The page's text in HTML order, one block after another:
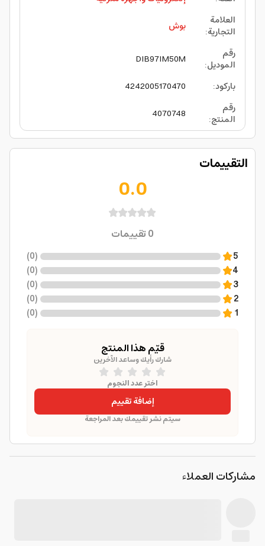
العلامة
التجارية:
بوش
رقم
الموديل:
DIB97IM50M
باركود:
4242005170470
رقم
المنتج:
4070748
التقييمات
0.0
0تقييمات
5
(
0
)
4
(
0
)
3
(
0
)
2
(
0
)
1
(
0
)
قيّم هذا المنتج
شارك رأيك وساعد الآخرين
اختر عدد النجوم
إضافة تقييم
سيتم نشر تقييمك بعد المراجعة
مشاركات العملاء